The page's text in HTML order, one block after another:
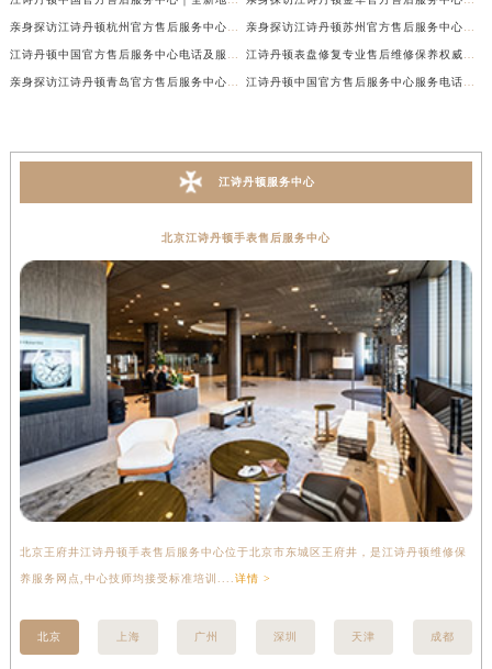
江诗丹顿服务中心
北京江诗丹顿手表售后服务中心
北京王府井江诗丹顿手表售后服务中心位于北京市东城区王府井，是江诗丹顿维修保
养服务网点,中心技师均接受标准培训....详情 >
北京 上海 广州 深圳 天津 成都